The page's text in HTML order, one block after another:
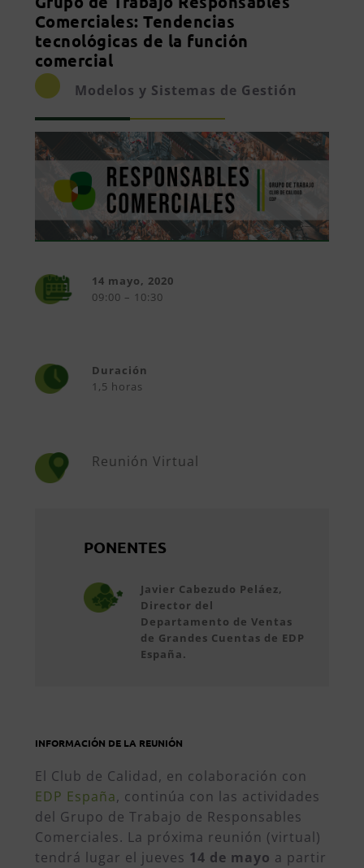
Comerciales: Tendencias
tecnológicas de la función
comercial
Modelos y Sistemas de Gestión
14 mayo, 2020
09:00 – 10:30
Duración
1,5 horas
Reunión Virtual
PONENTES
Javier Cabezudo Peláez,
Director del
Departamento de Ventas
de Grandes Cuentas de EDP
España.
INFORMACIÓN DE LA REUNIÓN
El Club de Calidad, en colaboración con
EDP España, continúa con las actividades
del Grupo de Trabajo de Responsables
Comerciales. La próxima reunión (virtual)
tendrá lugar el jueves 14 de mayo a partir